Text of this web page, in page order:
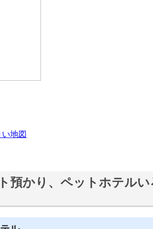
地図
預かり、ペットホテルい